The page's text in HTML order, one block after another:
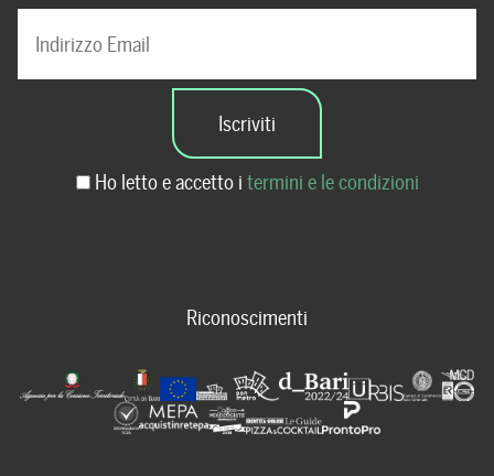
Ho letto e accetto i termini e le condizioni
Riconoscimenti